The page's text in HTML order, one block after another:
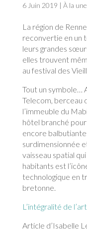
6 Juin 2019 | À la une
La région de
reconvertie en un
leurs grandes
elles trouvent
au festival des
Tout un symbole…
Telecom, berceau
l’immeuble du
hôtel branché
encore
surdimensionnée
vaisseau spatial
habitants est
technologique en
bretonne.
L’intégralité de
Article d’Isabelle